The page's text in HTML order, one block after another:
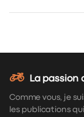
La passion
Comme vous, je
les publications